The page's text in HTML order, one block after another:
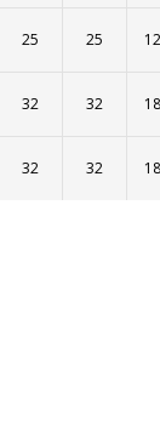
25 25
32 32
32 32